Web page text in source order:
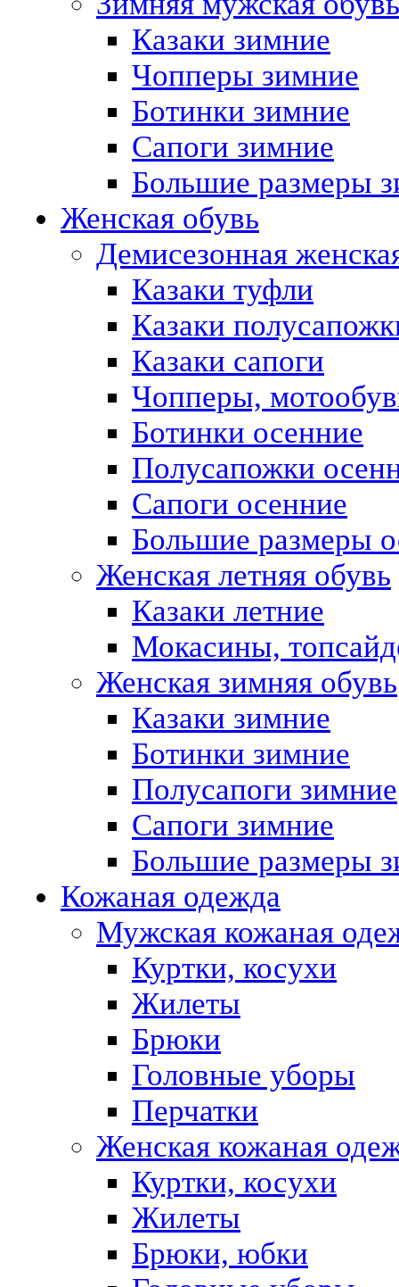
Казаки зимние
Чопперы зимние
Ботинки зимние
Сапоги зимние
Большие размеры
Женская обувь
Демисезонная
Казаки туфли
Казаки
Казаки сапоги
Чопперы,
Ботинки осенние
Полусапожки
Сапоги осенние
Большие размеры
Женская летняя обувь
Казаки летние
Мокасины,
Женская зимняя обувь
Казаки зимние
Ботинки зимние
Полусапоги зимние
Сапоги зимние
Большие размеры
Кожаная одежда
Мужская кожаная
Куртки, косухи
Жилеты
Брюки
Головные уборы
Перчатки
Женская кожаная
Куртки, косухи
Жилеты
Брюки, юбки